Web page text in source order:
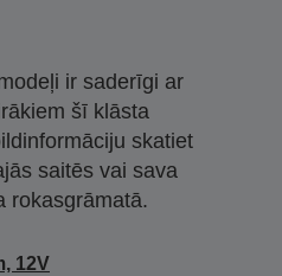
ir saderīgi ar
šī klāsta
skatiet
saitēs vai sava
rokasgrāmatā.
12V